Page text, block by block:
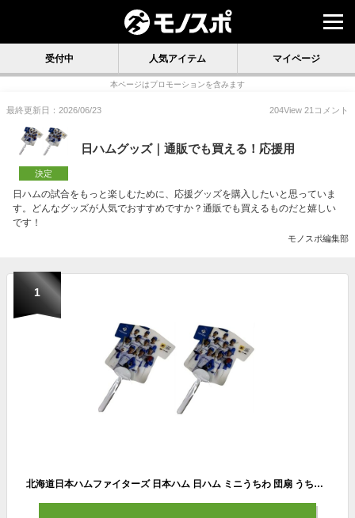
受付中 人気アイテム マイページ
本ページはプロモーションを含みます
最終更新日：2026/06/23 204View 21 コメント
決定
日ハムグッズ｜通販でも買える！応援用
日ハムの試合をもっと楽しむために、応援グッズを購入したいと思っていま
す。どんなグッズが人気でおすすめですか？通販でも買えるものだと嬉しい
です！
モノスポ編集部
1
北海道日本ハムファイターズ 日本ハム 日ハム ミニうちわ 団扇 うちわ 2枚セット